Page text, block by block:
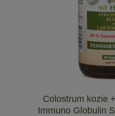
Colostrum kozie
Immuno Globulin